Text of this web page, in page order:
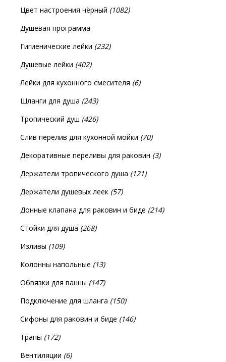
Цвет настроения чёрный (1082)
Душевая программа
Гигиенические лейки (232)
Душевые лейки (402)
Лейки для кухонного смесителя (6)
Шланги для душа (243)
Тропический душ (426)
Слив перелив для кухонной мойки (70)
Декоративные переливы для раковин (3)
Держатели тропического душа (121)
Держатели душевых леек (57)
Донные клапана для раковин и биде (214)
Стойки для душа (268)
Изливы (109)
Колонны напольные (13)
Обвязки для ванны (147)
Подключение для шланга (150)
Сифоны для раковин и биде (146)
Трапы (172)
Вентиляции (6)